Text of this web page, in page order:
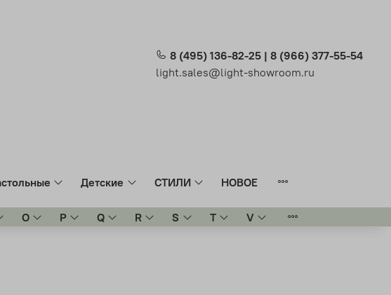
8 (495) 136-82-25 | 8 (966) 377-55-54
light.sales@light-showroom.ru
Детские СТИЛИ НОВОЕ
O P Q R S T V